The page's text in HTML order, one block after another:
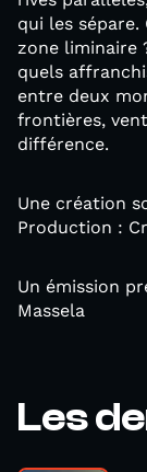
qui les
zone liminaire
quels
entre deux
frontières,
différence.
Une création
Production :
Un émission
Massela
Les